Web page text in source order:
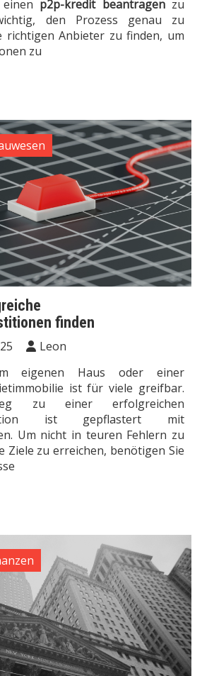
p2p-kredit beantragenzu
den Prozess genau zu
richtigen Anbieter zu finden, um
zu
finden
Leon
eigenen Haus oder einer
ist für viele greifbar.
zu einer erfolgreichen
ist gepflastert mit
Um nicht in teuren Fehlern zu
Ziele zu erreichen, benötigen Sie